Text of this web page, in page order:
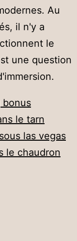
Au
il n'y a
le
une question
bonus
le tarn
las vegas
le chaudron